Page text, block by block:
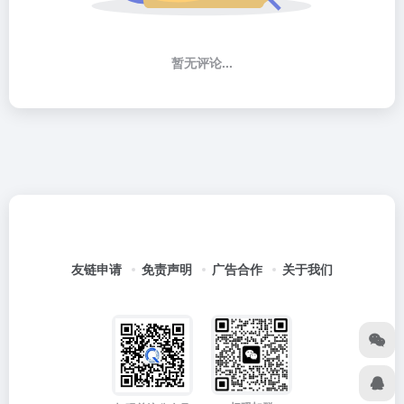
暂无评论...
友链申请 免责声明 广告合作 关于我们